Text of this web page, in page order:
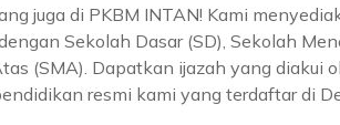
juga di PKBM INTAN! Kami
Sekolah Dasar (SD), Sekolah
(SMA). Dapatkan ijazah yang diakui
resmi kami yang terdaftar di